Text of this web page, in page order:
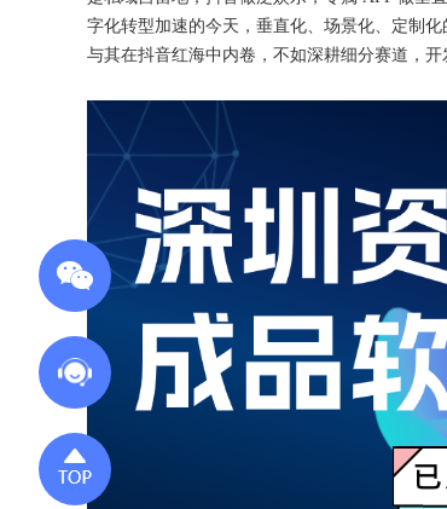
字化转型加速的今天，垂直化、场景化、定制
与其在抖音红海中内卷，不如深耕细分赛道，